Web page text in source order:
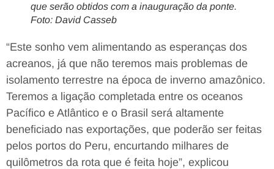
que serão obtidos com a inauguração da ponte.
Foto: David Casseb
“Este sonho vem alimentando as esperanças dos
acreanos, já que não teremos mais problemas de
isolamento terrestre na época de inverno amazônico.
Teremos a ligação completada entre os oceanos
Pacífico e Atlântico e o Brasil será altamente
beneficiado nas exportações, que poderão ser feitas
pelos portos do Peru, encurtando milhares de
quilômetros da rota que é feita hoje”, explicou